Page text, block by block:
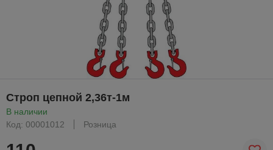
Строп цепной 2,36т-1м
В наличии
Код: 00001012
Розница